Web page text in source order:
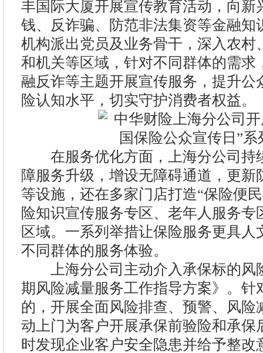
丰国际大厦开展宣传教育活动，向新
钱、反诈骗、防范非法集资等金融知
机构派出党员及业务骨干，深入农村
和机关等区域，针对不同群体的需求
融反诈等主题开展宣传服务，提升公
险认知水平，切实守护消费者权益。
在服务优化方面，上海分公司持
障服务升级，增设无障碍通道，更新
等设施，还在多家门店打造“保险便
险知识宣传服务专区、老年人服务专
区域。一系列举措让保险服务更具人
不同群体的服务体验。
上海分公司主动介入承保标的风
期风险减量服务工作指导方案》。针
的，开展全面风险排查、预警、风险
动上门为客户开展承保前验险和承保
时发现企业客户安全隐患并给予整改